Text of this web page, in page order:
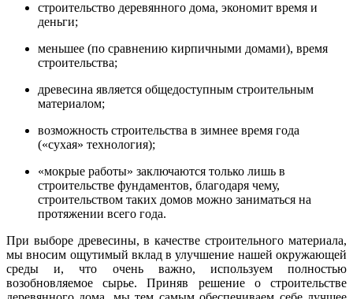
строительство деревянного дома, экономит время и
деньги;
меньшее (по сравнению кирпичными домами), время
строительства;
древесина является общедоступным строительным
материалом;
возможность строительства в зимнее время года
(«сухая» технология);
«мокрые работы» заключаются только лишь в
строительстве фундаментов, благодаря чему,
строительством таких домов можно заниматься на
протяжении всего года.
При выборе древесины, в качестве строительного материала,
мы вносим ощутимый вклад в улучшение нашей окружающей
среды и, что очень важно, используем полностью
возобновляемое сырье. Приняв решение о строительстве